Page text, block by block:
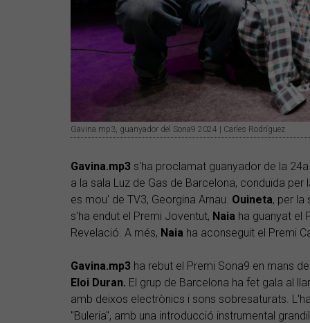
Gavina.mp3, guanyador del Sona9 2024 | Carles Rodríguez
Gavina.mp3 s'ha proclamat guanyador de la
a la sala Luz de Gas de Barcelona, conduïda
es mou' de TV3, Georgina Arnau. Ouineta, per la
s'ha endut el Premi Joventut, Naia ha guanyat el
Revelació. A més, Naia ha aconseguit el Premi
Gavina.mp3 ha rebut el Premi Sona9 en mans
Eloi Duran. El grup de Barcelona ha fet gala al
amb deixos electrònics i sons sobresaturats.
"Buleria", amb una introducció instrumental